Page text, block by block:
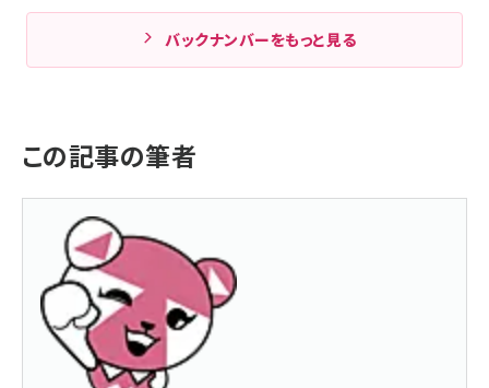
バックナンバーをもっと見る
この記事の筆者